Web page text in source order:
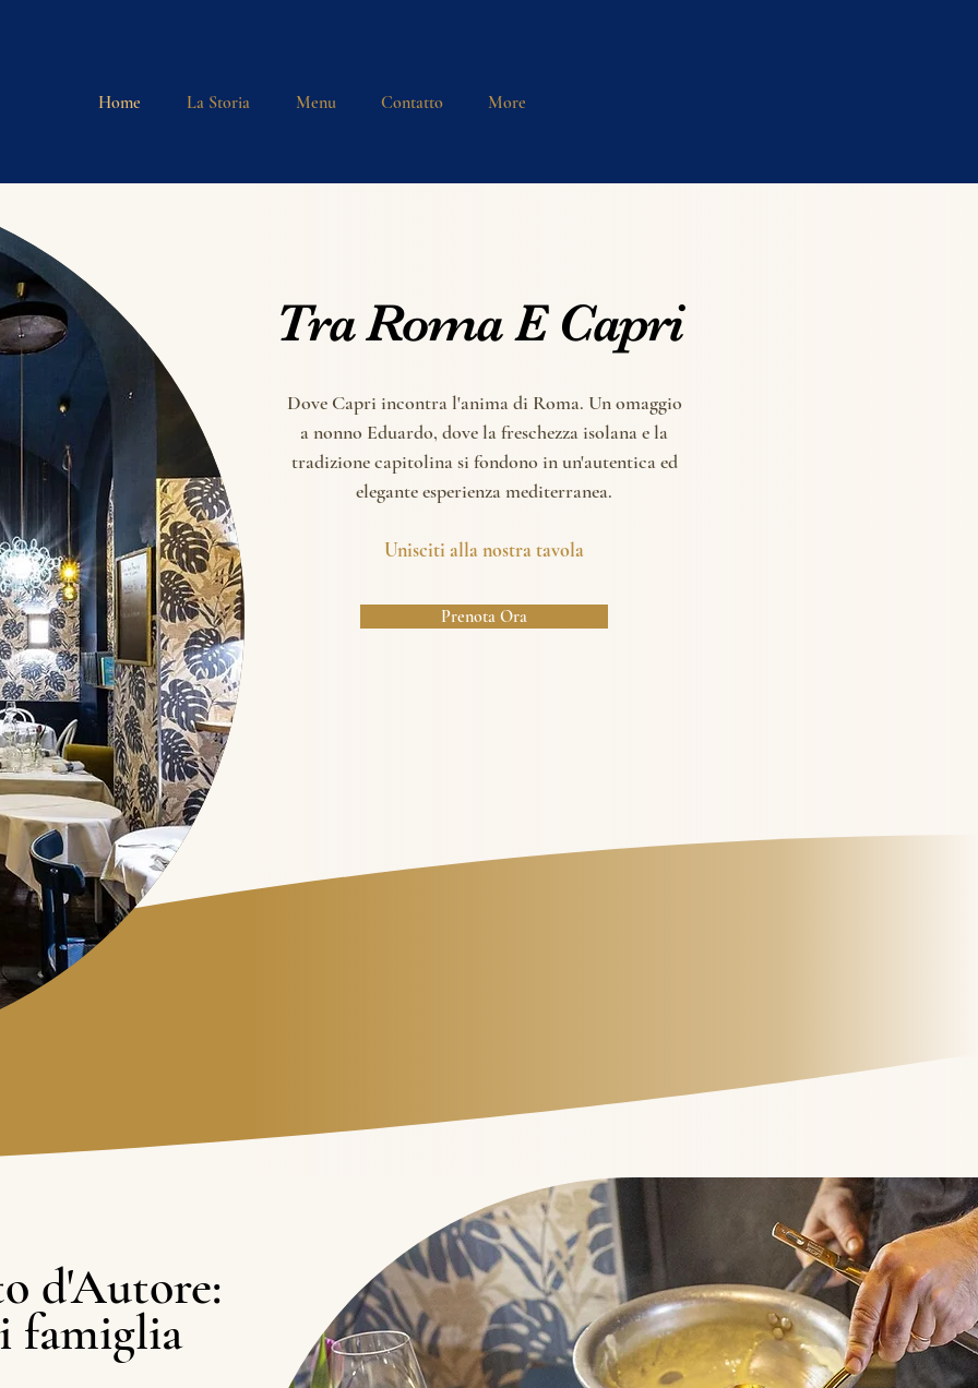
Home La Storia Menu Contatto More
Tra Roma E Capri
Tra Roma E Capri
Dove Capri incontra l'anima di Roma. Un omaggio
a nonno Eduardo, dove la freschezza isolana e la
tradizione capitolina si fondono in un'autentica ed
elegante esperienza mediterranea.
Unisciti alla nostra tavola
Prenota Ora
d'Autore:
famiglia
d'Autore:
famiglia